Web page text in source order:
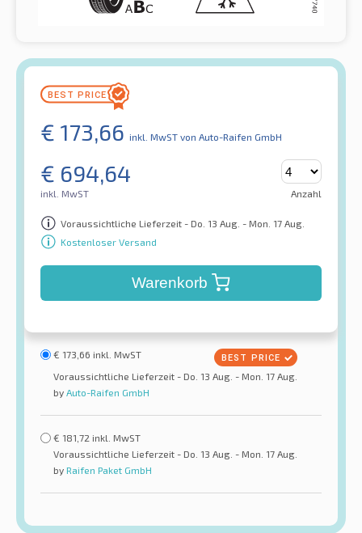
€ 173,66 inkl. MwST von Auto-Raifen GmbH
€ 694,64
inkl. MwST Anzahl
Voraussichtliche Lieferzeit - Do. 13 Aug. - Mon. 17 Aug.
Kostenloser Versand
Warenkorb
€ 173,66 inkl. MwST
Voraussichtliche Lieferzeit - Do. 13 Aug. - Mon. 17 Aug.
by Auto-Raifen GmbH
€ 181,72 inkl. MwST
Voraussichtliche Lieferzeit - Do. 13 Aug. - Mon. 17 Aug.
by Raifen Paket GmbH